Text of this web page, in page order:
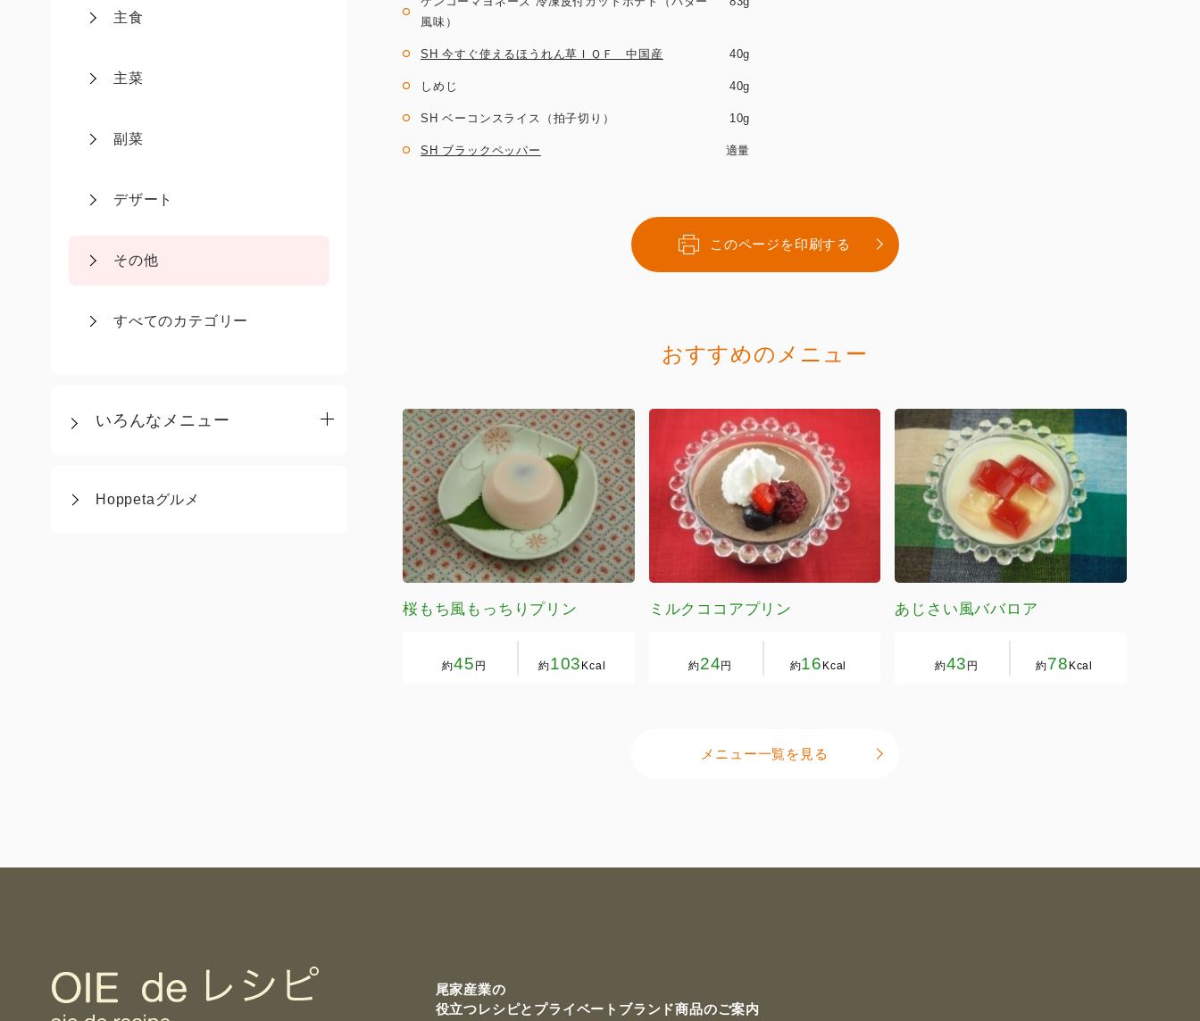
主食
主菜
副菜
デザート
その他
すべてのカテゴリー
いろんなメニュー
Hoppetaグルメ
風味）
SH 今すぐ使えるほうれん草ＩＱＦ 中国産 40g
しめじ 40g
SH ベーコンスライス（拍子切り） 10g
SH ブラックペッパー 適量
このページを印刷する
おすすめのメニュー
桜もち風もっちりプリン
約45 円 約103 Kcal
ミルクココアプリン
約24円 約16 Kcal
あじさい風ババロア
約43 円 約78 Kcal
メニュー一覧を見る
尾家産業の
役立つレシピと プライベートブランド商品のご案内